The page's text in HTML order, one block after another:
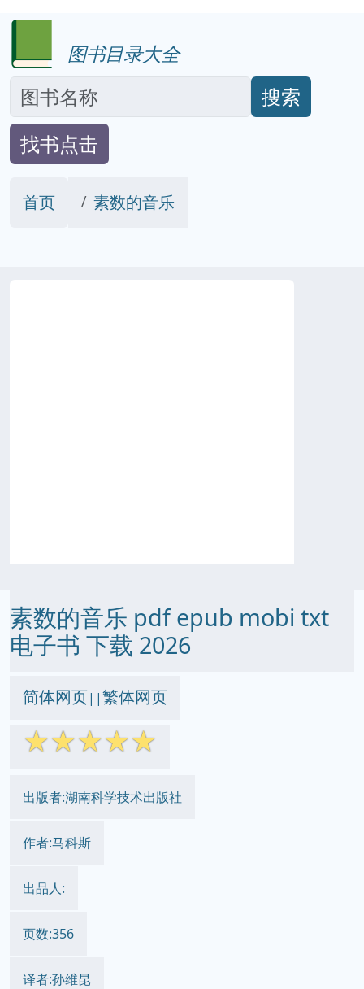
图书目录大全
搜索
找书点击
首页 素数的音乐
素数的音乐 pdf epub mobi txt
电子书 下载 2026
简体网页||繁体网页
☆☆☆☆☆
出版者:湖南科学技术出版社
作者:马科斯
出品人:
页数:356
译者:孙维昆